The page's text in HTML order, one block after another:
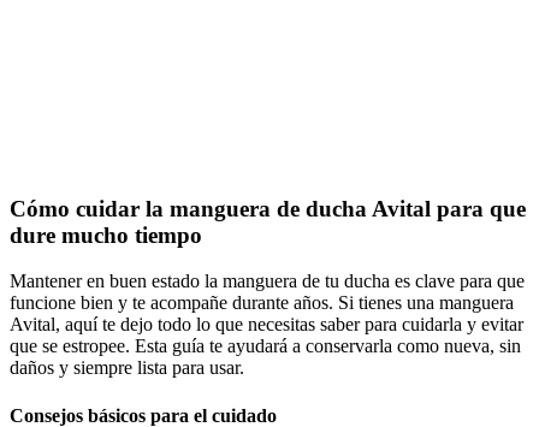
Cómo cuidar la manguera de ducha Avital para que
dure mucho tiempo
Mantener en buen estado la manguera de tu ducha es clave para que
funcione bien y te acompañe durante años. Si tienes una manguera
Avital, aquí te dejo todo lo que necesitas saber para cuidarla y evitar
que se estropee. Esta guía te ayudará a conservarla como nueva, sin
daños y siempre lista para usar.
Consejos básicos para el cuidado